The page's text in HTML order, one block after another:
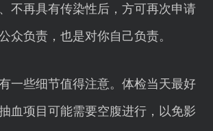
不再具有传染性后，方可再次申请
众负责，也是对你自己负责。
一些细节值得注意。体检当天最好
血项目可能需要空腹进行，以免影